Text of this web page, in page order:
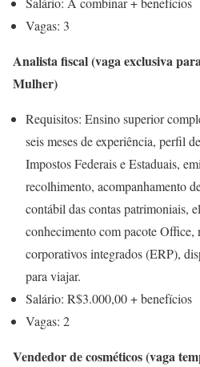
Vagas: 3
Analista fiscal (vaga exclusiva
Mulher)
Requisitos: Ensino superior
seis meses de experiência, perfil
Impostos Federais e Estaduais,
recolhimento, acompanhamento
contábil das contas patrimoniais,
conhecimento com pacote Office,
corporativos integrados (ERP),
para viajar.
Salário: R$3.000,00 + benefícios
Vagas: 2
Vendedor de cosméticos (vaga